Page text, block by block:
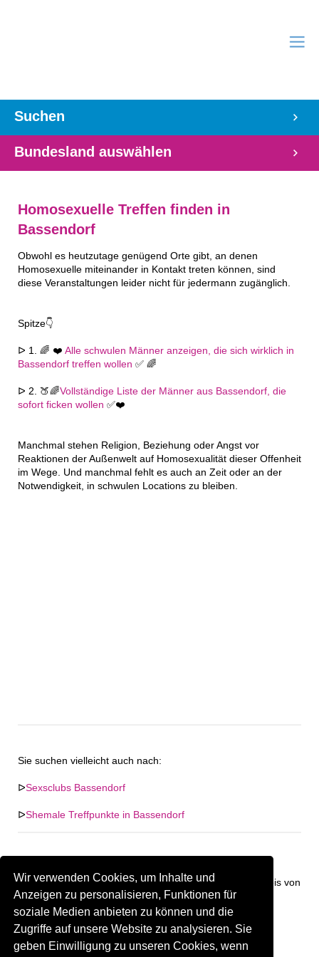
Wir verwenden Cookies, um Inhalte und
Anzeigen zu personalisieren, Funktionen für
soziale Medien anbieten zu können und die
Zugriffe auf unsere Website zu analysieren. Sie
geben Einwilligung zu unseren Cookies, wenn
Suchen
Bundesland auswählen
Homosexuelle Treffen finden in
Bassendorf
Obwohl es heutzutage genügend Orte gibt, an denen
Homosexuelle miteinander in Kontakt treten können, sind
diese Veranstaltungen leider nicht für jedermann zugänglich.
Spitze👇
ᐅ 1. 🌈 ❤️ Alle schwulen Männer anzeigen, die sich wirklich in
Bassendorf treffen wollen ✅ 🌈
ᐅ 2. 🍑🌈Vollständige Liste der Männer aus Bassendorf, die
sofort ficken wollen ✅❤️
Manchmal stehen Religion, Beziehung oder Angst vor
Reaktionen der Außenwelt auf Homosexualität dieser Offenheit
im Wege. Und manchmal fehlt es auch an Zeit oder an der
Notwendigkeit, in schwulen Locations zu bleiben.
Sie suchen vielleicht auch nach:
ᐅSexsclubs Bassendorf
ᐅShemale Treffpunkte in Bassendorf
Keine Firma in "Bassendorf" gefunden. Firmen im Umkreis von
"Bassendorf".
375.83 km Gay Treffpunkt Greiz
Sind Sie oder kennen Sie eine(n) Gay Treffpunkt in